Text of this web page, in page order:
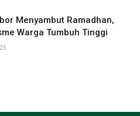
Menyambut Ramadhan,
Warga Tumbuh Tinggi